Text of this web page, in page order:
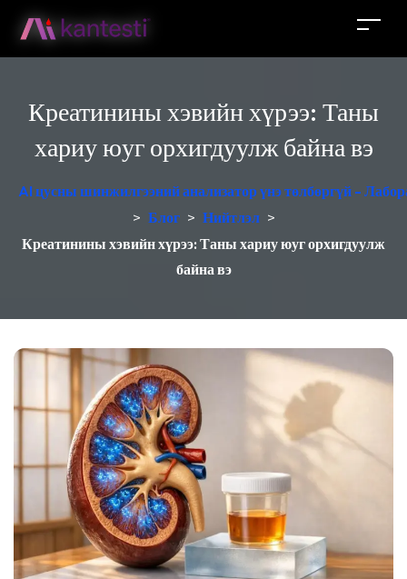
Креатинины хэвийн хүрээ: Таны
хариу юуг орхигдуулж байна вэ
AI цусны шинжилгээний анализатор үнэ төлбөргүй -
> Блог > Нийтлэл >
Креатинины хэвийн хүрээ: Таны хариу юуг орхигдуулж
байна вэ